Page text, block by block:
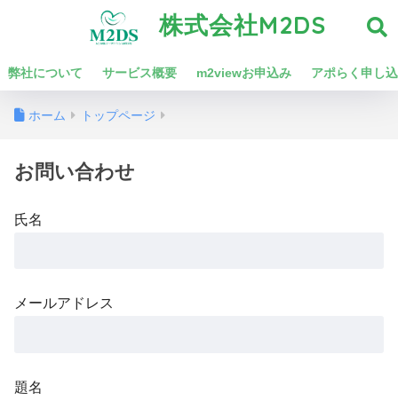
株式会社M2DS
弊社について サービス概要 m2viewお申込み アポらく申し
ホーム トップページ
お問い合わせ
氏名
メールアドレス
題名